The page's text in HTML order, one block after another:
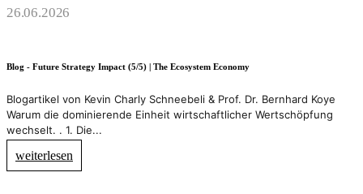
26.06.2026
Blog - Future Strategy Impact (5/5) | The Ecosystem Economy
Blogartikel von Kevin Charly Schneebeli & Prof. Dr. Bernhard Koye
Warum die dominierende Einheit wirtschaftlicher Wertschöpfung
wechselt. . 1. Die...
weiterlesen